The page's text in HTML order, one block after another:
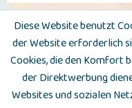
Diese Website benutzt
der Website erforderlich
Cookies, die den Komfort
der Direktwerbung
Websites und sozialen